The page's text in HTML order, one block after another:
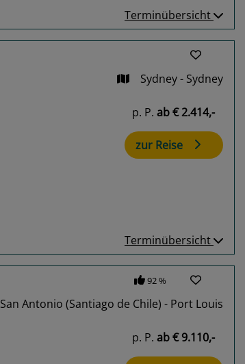
Terminübersicht
Sydney - Sydney
p. P. ab€ 2.414,-
zur Reise
Terminübersicht
92 %
San Antonio (Santiago de Chile) - Port Louis
p. P. ab€ 9.110,-